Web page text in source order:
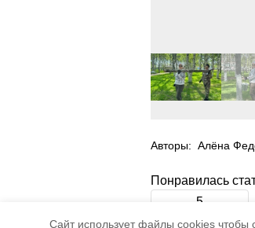
Cайт использует файлы cookies чтобы
Авторы: Алёна
Понравилась
5